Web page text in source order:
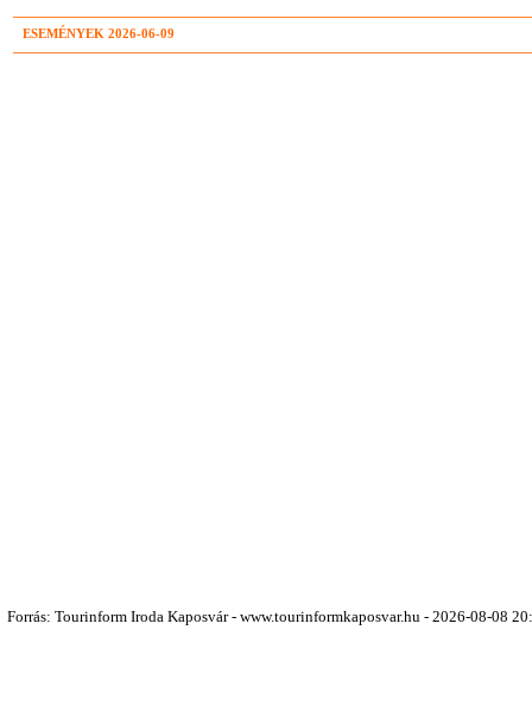
ESEMÉNYEK 2026-06-09
Forrás: Tourinform Iroda Kaposvár - www.tourinformkaposvar.hu - 2026-08-08